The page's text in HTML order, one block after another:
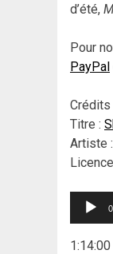
d’été,
Pour
PayPal
Crédits
Titre :
Artiste :
Lecteur
1:14:00